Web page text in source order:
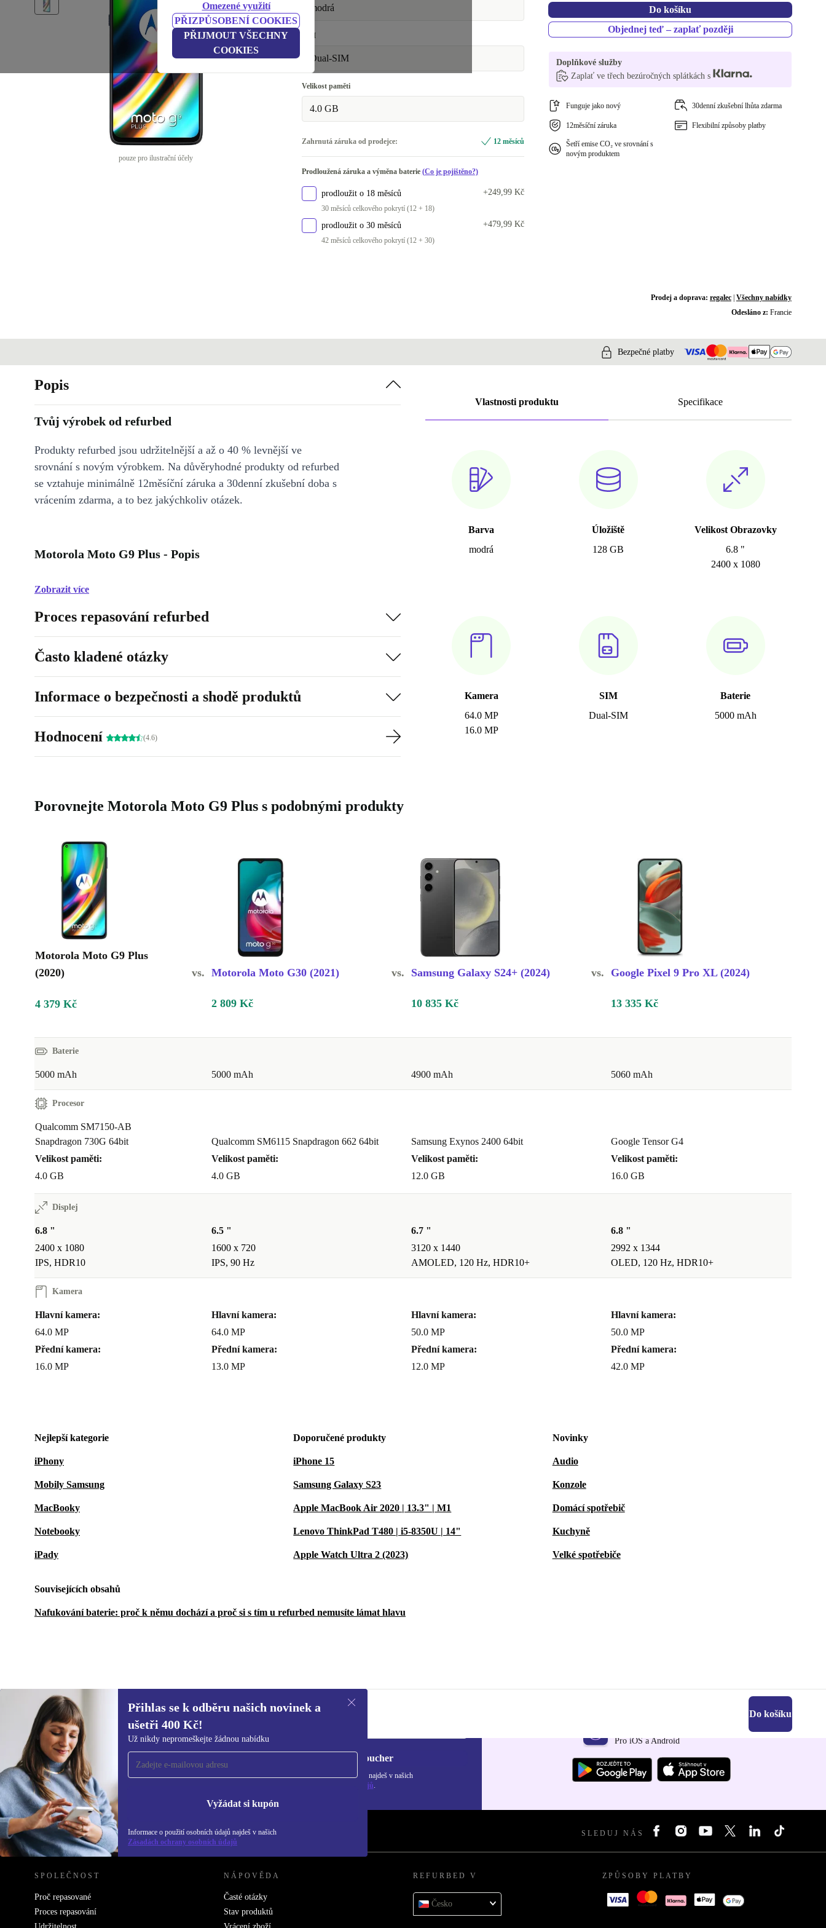
Omezené využití
PŘIZPŮSOBENÍ COOKIES
PŘIJMOUT VŠECHNY
COOKIES
pouze pro ilustrační účely
modrá
SIM
Dual-SIM
Velikost paměti
4.0 GB
Zahrnutá záruka od prodejce: 12 měsíců
Prodloužená záruka a výměna baterie (Co je pojištěno?)
prodloužit o 18 měsíců
30 měsíců celkového pokrytí (12 + 18)
+249,99 Kč
prodloužit o 30 měsíců
42 měsíců celkového pokrytí (12 + 30)
+479,99 Kč
Do košíku
Objednej teď – zaplať později
Doplňkové služby
Zaplať ve třech bezúročných splátkách s
Funguje jako nový 30denní zkušební lhůta zdarma
12měsíční záruka Flexibilní způsoby platby
Šetří emise CO₂ ve srovnání s
novým produktem
Prodej a doprava: regalec| Všechny nabídky
Odesláno z: Francie
Bezpečné platby
Vlastnosti produktu Specifikace
Barva
modrá
Úložiště
128 GB
Velikost Obrazovky
6.8 "
2400 x 1080
Kamera
64.0 MP
16.0 MP
SIM
Dual-SIM
Baterie
5000 mAh
Popis
Tvůj výrobek od refurbed
Produkty refurbed jsou udržitelnější a až o 40 % levnější ve
srovnání s novým výrobkem. Na důvěryhodné produkty od refurbed
se vztahuje minimálně 12měsíční záruka a 30denní zkušební doba s
vrácením zdarma, a to bez jakýchkoliv otázek.
Motorola Moto G9 Plus - Popis
Zobrazit více
Proces repasování refurbed
Často kladené otázky
Informace o bezpečnosti a shodě produktů
Hodnocení (4.6)
Porovnejte Motorola Moto G9 Plus s podobnými produkty
Motorola Moto G9 Plus
(2020)
vs. Motorola Moto G30 (2021) vs. Samsung Galaxy S24+ (2024) vs. Google Pixel 9 Pro XL (2024)
4 379 Kč 2 809 Kč 10 835 Kč 13 335 Kč
Baterie
5000 mAh 5000 mAh 4900 mAh 5060 mAh
Procesor
Qualcomm SM7150-AB
Snapdragon 730G 64bit
Velikost paměti:
4.0 GB
Qualcomm SM6115 Snapdragon 662 64bit
Velikost paměti:
4.0 GB
Samsung Exynos 2400 64bit
Velikost paměti:
12.0 GB
Google Tensor G4
Velikost paměti:
16.0 GB
Displej
6.8 "
2400 x 1080
IPS, HDR10
6.5 "
1600 x 720
IPS, 90 Hz
6.7 "
3120 x 1440
AMOLED, 120 Hz, HDR10+
6.8 "
2992 x 1344
OLED, 120 Hz, HDR10+
Kamera
Hlavní kamera:
64.0 MP
Přední kamera:
16.0 MP
Hlavní kamera:
64.0 MP
Přední kamera:
13.0 MP
Hlavní kamera:
50.0 MP
Přední kamera:
12.0 MP
Hlavní kamera:
50.0 MP
Přední kamera:
42.0 MP
Nejlepší kategorie
iPhony
Mobily Samsung
MacBooky
Notebooky
iPady
Doporučené produkty
iPhone 15
Samsung Galaxy S23
Apple MacBook Air 2020 | 13.3" | M1
Lenovo ThinkPad T480 | i5-8350U | 14"
Apple Watch Ultra 2 (2023)
Novinky
Audio
Konzole
Domácí spotřebič
Kuchyně
Velké spotřebiče
Souvisejících obsahů
Nafukování baterie: proč k němu dochází a proč si s tím u refurbed nemusíte lámat hlavu
4 379 Kč Do košíku
Přihlas se k odběru našich novinek a
ušetři 400 Kč!
Už nikdy nepromeškejte žádnou nabídku
Vyžádat si kupón
Informace o použití osobních údajů najdeš v našich
Zásadách ochrany osobních údajů
Přihlas se k odběru našich novinek a
ušetři 400 Kč!
Už nikdy nepromeškej žádnou nabídku.
Chci voucher
Informace o použití osobních údajů najdeš v našich
Zásadách ochrany osobních údajů.
Pro iOS a Android
REFURBED ČESKO - RETHINK NEW. SLEDUJ NÁS
SPOLEČNOST
Proč repasované
Proces repasování
NÁPOVĚDA
Časté otázky
Stav produktů
REFURBED V
Česko
ZPŮSOBY PLATBY